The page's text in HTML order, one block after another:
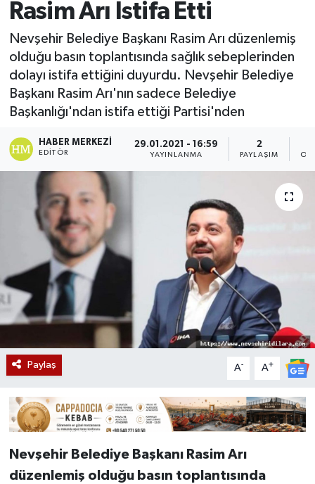
Rasim Arı İstifa Etti
Nevşehir Belediye Başkanı Rasim Arı düzenlemiş
olduğu basın toplantısında sağlık sebeplerinden
dolayı istifa ettiğini duyurdu. Nevşehir Belediye
Başkanı Rasim Arı'nın sadece Belediye
Başkanlığı'ndan istifa ettiği Partisi'nden
HABER MERKEZI
EDITÖR
29.01.2021 - 16:59
YAYINLANMA
2
PAYLAŞIM
Paylaş A- A+
Nevşehir Belediye Başkanı Rasim Arı
düzenlemiş olduğu basın toplantısında